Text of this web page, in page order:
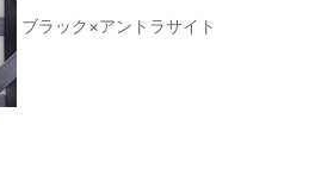
ブラック×アントラサイト